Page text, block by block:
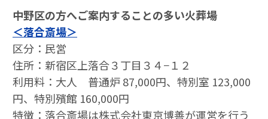
中野区の⽅へご案内することの多い⽕葬場
＜落合斎場＞
区分：民営
住所：新宿区上落合３丁目３４−１２
利⽤料：大人 普通炉 87,000円、特別室 123,000
円、特別殯館 160,000円
特徴：落合斎場は株式会社東京博善が運営を行う